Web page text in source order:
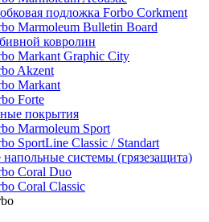
подложка Forbo Corkment
Marmoleum Bulletin Board
ковролин
Markant Graphic City
Akzent
Markant
Forte
покрытия
Marmoleum Sport
SportLine Classic / Standart
системы (грязезащита)
Coral Duo
Coral Classic